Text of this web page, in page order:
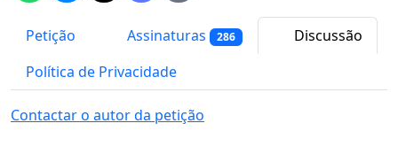
Petição Assinaturas 286
Discussão
Política de Privacidade
Contactar o autor da petição